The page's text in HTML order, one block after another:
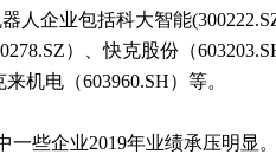
人企业包括科大智能
）、快克股份（
机电（603960.SH）等。
一些企业2019年业绩承压明显